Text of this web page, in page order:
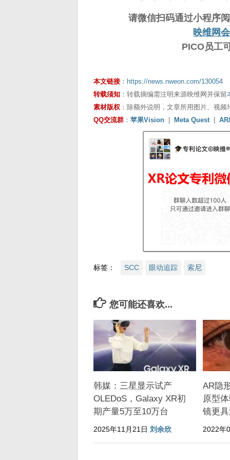
请微信扫码通过小程序
映维网
PICO员工
本文链接 ： https://news.nweon.com/130054
转载须知 ：转载摘编需注明来源映维网并保留
素材版权 ：除额外说明，文章所用图片、视
QQ交流群 ： 苹果Vision Meta Quest
标签： SCC 眼动追踪 索尼
您可能还喜欢...
韩媒：三星显示试产
OLEDoS，Galaxy XR初
期产量5万至10万台
2025年11月21日 刘余欣
AR隐
原型
镜更
2022年